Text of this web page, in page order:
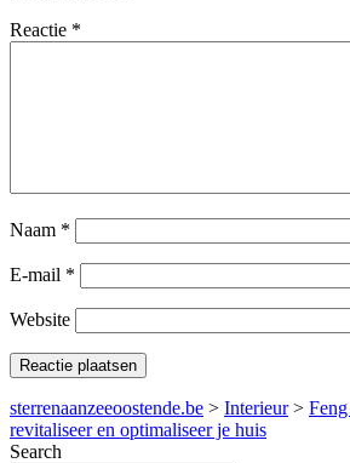
Reactie *
Naam *
E-mail *
Website
sterrenaanzeeoostende.be > Interieur>
revitaliseer en optimaliseer je huis
Search